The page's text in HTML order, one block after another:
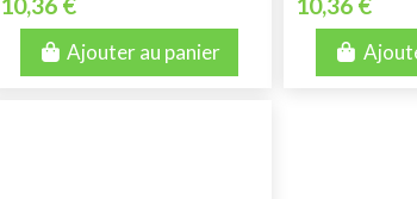
Ajouter au panier